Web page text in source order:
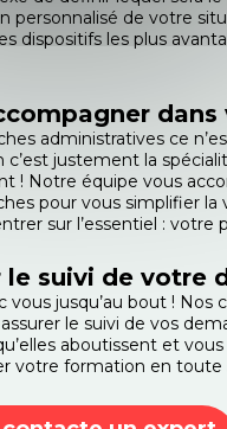
personnalisé de votre
dispositifs les plus
dans
administratives ce
justement la
! Notre équipe vous
pour vous simplifier
sur l’essentiel : votre
le suivi de votre
vous jusqu’au bout ! Nos
le suivi de vos
aboutissent et
votre formation en toute